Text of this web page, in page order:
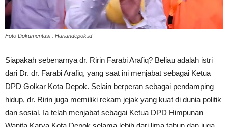
Foto Dokumentasi : Hariandepok.id
Siapakah sebenarnya dr. Ririn Farabi Arafiq? Beliau adalah istri
dari Dr. dr. Farabi Arafiq, yang saat ini menjabat sebagai Ketua
DPD Golkar Kota Depok. Selain berperan sebagai pendamping
hidup, dr. Ririn juga memiliki rekam jejak yang kuat di dunia politik
dan sosial. Ia telah menjabat sebagai Ketua DPD Himpunan